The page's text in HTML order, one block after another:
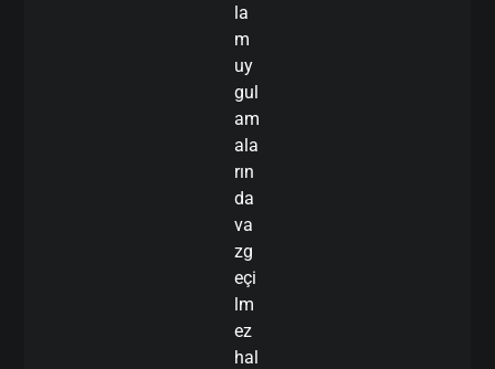
la
m
uy
gul
am
ala
rın
da
va
zg
eçi
lm
ez
hal